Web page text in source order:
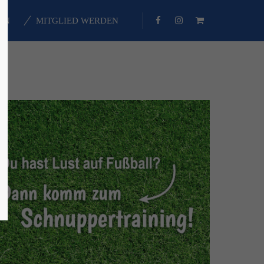
Aenean massa. Cum sociis natoque
penatibus et magnis dis parturient
montes, nascetur ridiculus mus.
Donec quam felis, ultricies nec.
MITGLIED WERDEN